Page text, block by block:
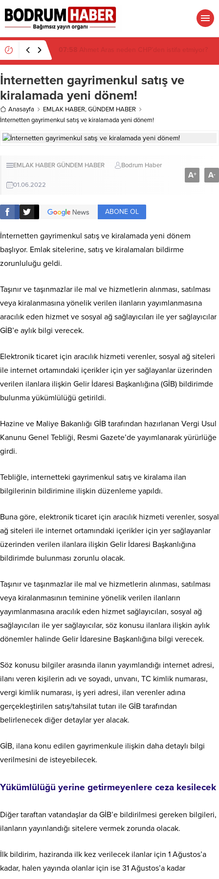
07:26
Muğla’da 2 Milyon 280 Bin TL’lik Akü
Hırsızlığı Zanlısı Yakalandı
İnternetten gayrimenkul satış ve
kiralamada yeni dönem!
Anasayfa EMLAK HABER,GÜNDEM HABER
İnternetten gayrimenkul satış ve kiralamada yeni dönem!
EMLAK HABERGÜNDEM HABER Bodrum Haber
01.06.2022
A+ A-
ABONE OL
İnternetten gayrimenkul satış ve kiralamada yeni dönem
başlıyor. Emlak sitelerine, satış ve kiralamaları bildirme
zorunluluğu geldi.
Taşınır ve taşınmazlar ile mal ve hizmetlerin alınması, satılması
veya kiralanmasına yönelik verilen ilanların yayımlanmasına
aracılık eden hizmet ve sosyal ağ sağlayıcıları ile yer sağlayıcılar
GİB’e aylık bilgi verecek.
Elektronik ticaret için aracılık hizmeti verenler, sosyal ağ siteleri
ile internet ortamındaki içerikler için yer sağlayanlar üzerinden
verilen ilanlara ilişkin Gelir İdaresi Başkanlığına (GİB) bildirimde
bulunma yükümlülüğü getirildi.
Hazine ve Maliye Bakanlığı GİB tarafından hazırlanan Vergi Usul
Kanunu Genel Tebliği, Resmi Gazete’de yayımlanarak yürürlüğe
girdi.
Tebliğle, internetteki gayrimenkul satış ve kiralama ilan
bilgilerinin bildirimine ilişkin düzenleme yapıldı.
Buna göre, elektronik ticaret için aracılık hizmeti verenler, sosyal
ağ siteleri ile internet ortamındaki içerikler için yer sağlayanlar
üzerinden verilen ilanlara ilişkin Gelir İdaresi Başkanlığına
bildirimde bulunması zorunlu olacak.
Taşınır ve taşınmazlar ile mal ve hizmetlerin alınması, satılması
veya kiralanmasının teminine yönelik verilen ilanların
yayımlanmasına aracılık eden hizmet sağlayıcıları, sosyal ağ
sağlayıcıları ile yer sağlayıcılar, söz konusu ilanlara ilişkin aylık
dönemler halinde Gelir İdaresine Başkanlığına bilgi verecek.
Söz konusu bilgiler arasında ilanın yayımlandığı internet adresi,
ilanı veren kişilerin adı ve soyadı, unvanı, TC kimlik numarası,
vergi kimlik numarası, iş yeri adresi, ilan verenler adına
gerçekleştirilen satış/tahsilat tutarı ile GİB tarafından
belirlenecek diğer detaylar yer alacak.
GİB, ilana konu edilen gayrimenkule ilişkin daha detaylı bilgi
verilmesini de isteyebilecek.
Yükümlülüğü yerine getirmeyenlere ceza kesilecek
Diğer taraftan vatandaşlar da GİB’e bildirilmesi gereken bilgileri,
ilanların yayınlandığı sitelere vermek zorunda olacak.
İlk bildirim, haziranda ilk kez verilecek ilanlar için 1 Ağustos’a
kadar, halen yayında olanlar için ise 31 Ağustos’a kadar